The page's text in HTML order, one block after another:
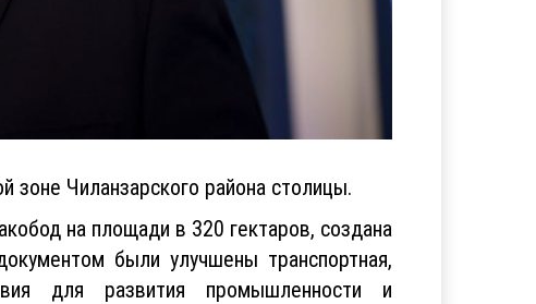
Чиланзарского района столицы.
на площади в 320 гектаров, создана
были улучшены транспортная,
для развития промышленности и